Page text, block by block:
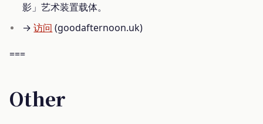
影」艺术装置载体。
→访问 (goodafternoon.uk)
===
Other